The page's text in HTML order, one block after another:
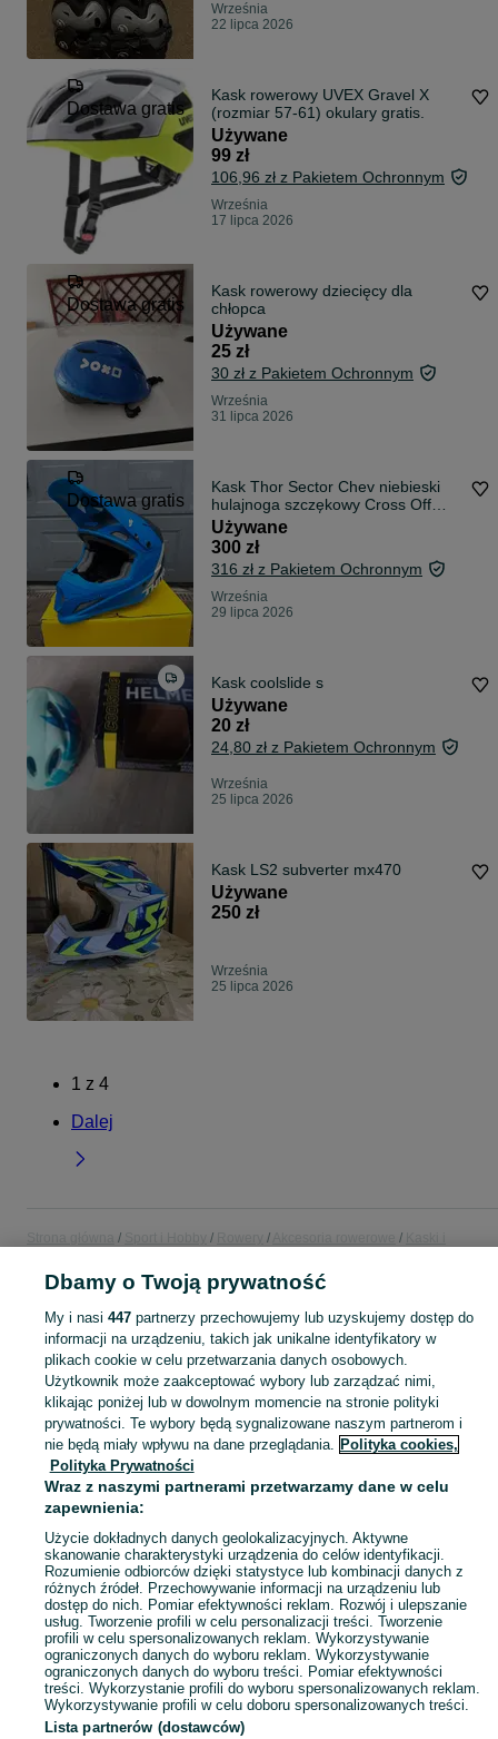
Września
22 lipca 2026
Dostawa gratis
Kask rowerowy UVEX Gravel X
(rozmiar 57-61) okulary gratis.
Używane
99 zł
106,96 zł z Pakietem Ochronnym
Września
17 lipca 2026
Dostawa gratis
Kask rowerowy dziecięcy dla
chłopca
Używane
25 zł
30 zł z Pakietem Ochronnym
Września
31 lipca 2026
Dostawa gratis
Kask Thor Sector Chev niebieski
hulajnoga szczękowy Cross Off
Road JAK NOWY rozmiar L.
Używane
300 zł
316 zł z Pakietem Ochronnym
Września
29 lipca 2026
Kask coolslide s
Używane
20 zł
24,80 zł z Pakietem Ochronnym
Września
25 lipca 2026
Kask LS2 subverter mx470
Używane
250 zł
Września
25 lipca 2026
1 z 4
Dalej
Strona główna Sport i Hobby Rowery Akcesoria rowerowe
Września
KATEGORIA
Zobacz
Mapa kategorii
Mapa miejscowości
Mapa ministron
Popularne wyszukiwania
Dbamy o Twoją prywatność
My i nasi 447partnerzy przechowujemy lub uzyskujemy dostęp do
informacji na urządzeniu, takich jak unikalne identyfikatory w
plikach cookie w celu przetwarzania danych osobowych.
Użytkownik może zaakceptować wybory lub zarządzać nimi,
klikając poniżej lub w dowolnym momencie na stronie polityki
prywatności. Te wybory będą sygnalizowane naszym partnerom i
nie będą miały wpływu na dane przeglądania. Polityka cookies,
Polityka Prywatności
Wraz z naszymi partnerami przetwarzamy dane w celu
zapewnienia:
Użycie dokładnych danych geolokalizacyjnych. Aktywne
skanowanie charakterystyki urządzenia do celów identyfikacji.
Rozumienie odbiorców dzięki statystyce lub kombinacji danych z
różnych źródeł. Przechowywanie informacji na urządzeniu lub
dostęp do nich. Pomiar efektywności reklam. Rozwój i ulepszanie
usług. Tworzenie profili w celu personalizacji treści. Tworzenie
profili w celu spersonalizowanych reklam. Wykorzystywanie
ograniczonych danych do wyboru reklam. Wykorzystywanie
ograniczonych danych do wyboru treści. Pomiar efektywności
treści. Wykorzystanie profili do wyboru spersonalizowanych reklam.
Wykorzystywanie profili w celu doboru spersonalizowanych treści.
Lista partnerów (dostawców)